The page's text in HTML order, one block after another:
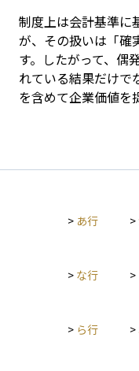
制度上は会計基準に
が、その扱いは「確
す。したがって、偶
れている結果だけで
を含めて企業価値を
> あ行 >
> な行 >
> ら行 >